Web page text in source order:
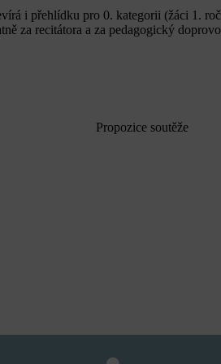
i přehlídku pro 0. kategorii (žáci 1.
za recitátora a za pedagogický
Propozice soutěže